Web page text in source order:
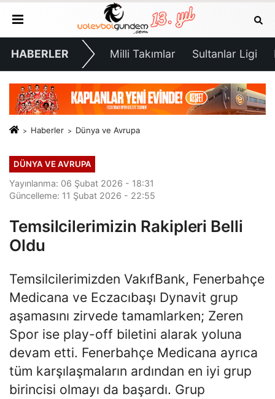
HABERLER Milli Takımlar Sultanlar Ligi
Haberler Dünya ve Avrupa
DÜNYA VE AVRUPA
Yayınlanma: 06 Şubat 2026 - 18:31
Güncelleme: 11 Şubat 2026 - 22:55
Temsilcilerimizin Rakipleri Belli
Oldu
Temsilcilerimizden VakıfBank, Fenerbahçe
Medicana ve Eczacıbaşı Dynavit grup
aşamasını zirvede tamamlarken; Zeren
Spor ise play-off biletini alarak yoluna
devam etti. Fenerbahçe Medicana ayrıca
tüm karşılaşmaların ardından en iyi grup
birincisi olmayı da başardı. Grup